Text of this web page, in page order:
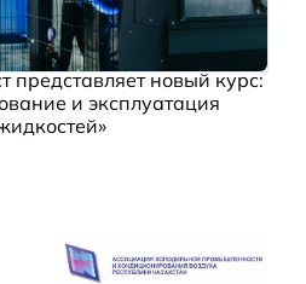
новый курс:
и эксплуатация